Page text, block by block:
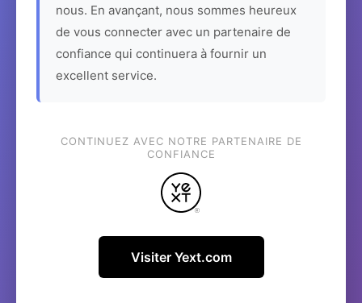
nous. En avançant, nous sommes heureux
de vous connecter avec un partenaire de
confiance qui continuera à fournir un
excellent service.
CONTINUEZ AVEC NOTRE PARTENAIRE DE
CONFIANCE
Visiter Yext.com